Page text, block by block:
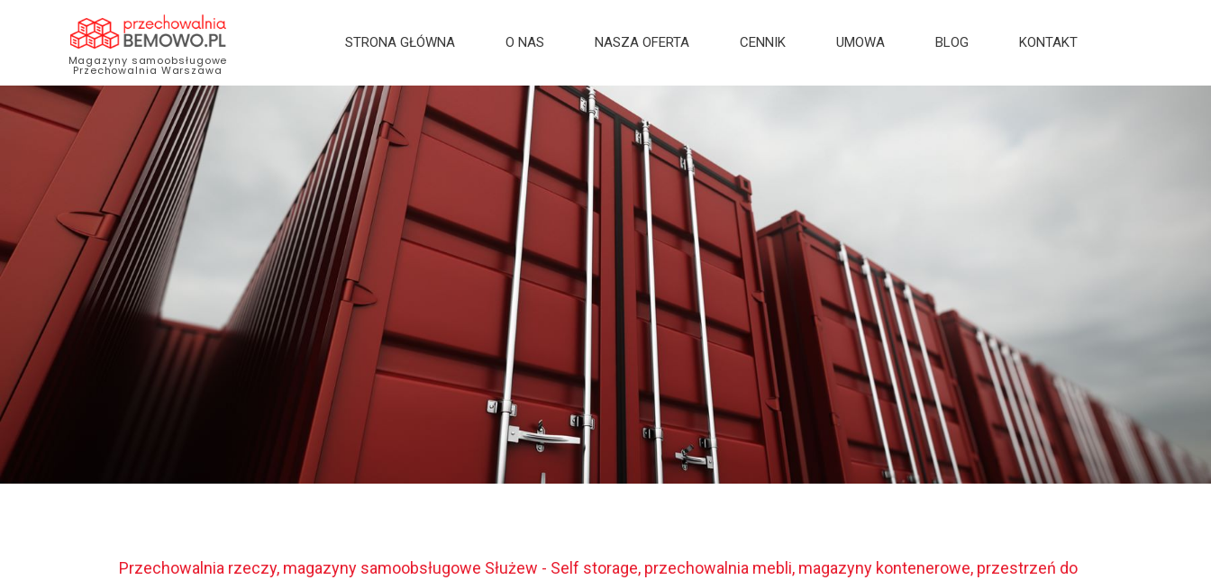
Magazyny samoobsługowe
Przechowalnia Warszawa
STRONA GŁÓWNA O NAS NASZA OFERTA CENNIK UMOWA BLOG KONTAKT
Przechowalnia rzeczy, magazyny samoobsługowe Służew - Self storage, przechowalnia mebli, magazyny kontenerowe, przestrzeń do